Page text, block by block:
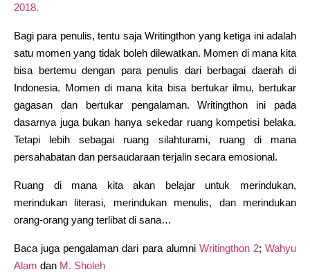
2018.
Bagi para penulis, tentu saja Writingthon yang ketiga ini adalah
satu momen yang tidak boleh dilewatkan. Momen di mana kita
bisa bertemu dengan para penulis dari berbagai daerah di
Indonesia. Momen di mana kita bisa bertukar ilmu, bertukar
gagasan dan bertukar pengalaman. Writingthon ini pada
dasarnya juga bukan hanya sekedar ruang kompetisi belaka.
Tetapi lebih sebagai ruang silahturami, ruang di mana
persahabatan dan persaudaraan terjalin secara emosional.
Ruang di mana kita akan belajar untuk merindukan,
merindukan literasi, merindukan menulis, dan merindukan
orang-orang yang terlibat di sana…
Baca juga pengalaman dari para alumni Writingthon 2; Wahyu
Alam dan M. Sholeh